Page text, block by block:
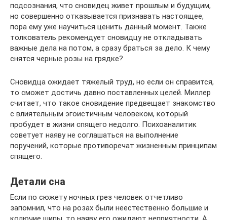
подсознания, что сновидец живет прошлым и будущим,
но совершенно отказывается признавать настоящее,
пора ему уже научиться ценить данный момент. Также
толкователь рекомендует сновидцу не откладывать
важные дела на потом, а сразу браться за дело. К чему
снятся черные розы на грядке?
Сновидца ожидает тяжелый труд, но если он справится,
то сможет достичь давно поставленных целей. Миллер
считает, что такое сновидение предвещает знакомство
с влиятельным эгоистичным человеком, который
пробудет в жизни спящего недолго. Психоаналитик
советует наяву не соглашаться на выполнение
поручений, которые противоречат жизненным принципам
спящего.
Детали сна
Если по сюжету ночных грез человек отчетливо
запомнил, что на розах были неестественно большие и